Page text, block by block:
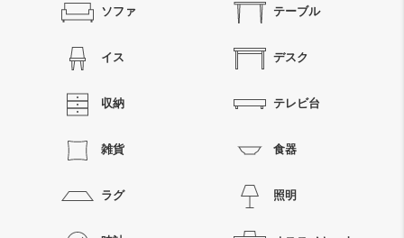
ソファ テーブル
イス デスク
収納 テレビ台
雑貨 食器
ラグ 照明